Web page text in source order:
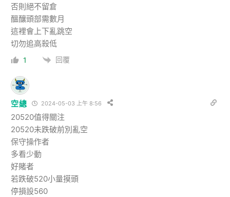
否則絕不留倉
醞釀頭部需數月
這裡會上下亂跳空
切勿追高殺低
1 回覆
空總 2024-05-03 上午 8:56
20520值得關注
20520未跌破前別亂空
保守操作者
多看少動
好賭者
若跌破520小量摸頭
停損設560